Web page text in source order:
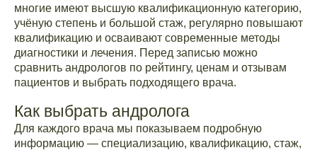
многие имеют высшую квалификационную категорию,
учёную степень и большой стаж, регулярно повышают
квалификацию и осваивают современные методы
диагностики и лечения. Перед записью можно
сравнить андрологов по рейтингу, ценам и отзывам
пациентов и выбрать подходящего врача.
Как выбрать андролога
Для каждого врача мы показываем подробную
информацию — специализацию, квалификацию, стаж,